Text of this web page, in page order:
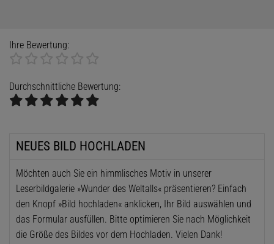
Ihre Bewertung:
Durchschnittliche Bewertung:
NEUES BILD HOCHLADEN
Möchten auch Sie ein himmlisches Motiv in unserer
Leserbildgalerie »Wunder des Weltalls« präsentieren? Einfach
den Knopf »Bild hochladen« anklicken, Ihr Bild auswählen und
das Formular ausfüllen. Bitte optimieren Sie nach Möglichkeit
die Größe des Bildes vor dem Hochladen. Vielen Dank!